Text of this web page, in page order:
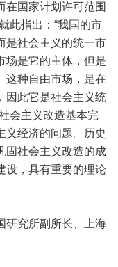
在国家计划许可范围
此指出：“我国的市
是社会主义的统一市
场是它的主体，但是
这种自由市场，是在
因此它是社会主义统
会主义改造基本完
义经济的问题。历史
固社会主义改造的成
设，具有重要的理论
究所副所长、上海